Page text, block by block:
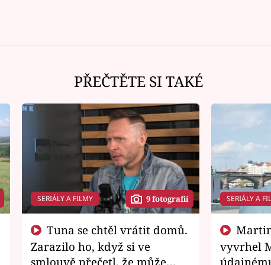
PŘEČTĚTE SI TAKÉ
SERIÁLY A FILMY 9 fotografií
Zarazilo ho, když si ve
smlouvě přečetl, že může
SERIÁLY A
vyvrhel